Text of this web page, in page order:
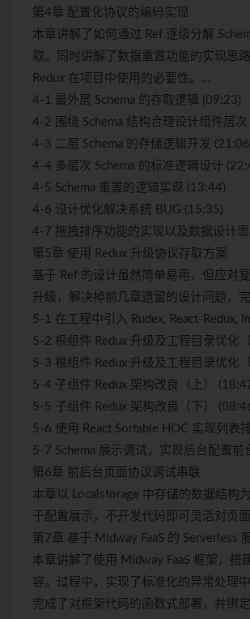
第4章 配置化协议的编码实现
本章讲解了如何通过 Ref 逐级分解
取。同时讲解了数据重置功能的实现思
Redux 在项目中使用的必要性。…
4-1 最外层 Schema 的存取逻辑 (09:23)
4-2 围绕 Schema 结构合理设计组件层
4-3 二层 Schema 的存储逻辑开发
4-4 多层次 Schema 的标准逻辑设计
4-5 Schema 重置的逻辑实现 (13:44)
4-6 设计优化解决系统 BUG (15:35)
4-7 拖拽排序功能的实现以及数据设计
第5章 使用 Redux 升级协议存取方案
基于 Ref 的设计虽然简单易用，但应对
升级，解决掉前几章遗留的设计问题，
5-1 在工程中引入 Rudex, React-Redux,
5-2 根组件 Redux 升级及工程目录优化
5-3 根组件 Redux 升级及工程目录优化
5-4 子组件 Redux 架构改良（上）
5-5 子组件 Redux 架构改良（下）
5-6 使用 React Sortable HOC 实现列表
5-7 Schema 展示调试，实现后台配置前
第6章 前后台页面协议调试串联
本章以 Localstorage 中存储的数据结构
于配置展示，不开发代码即可灵活对页
第7章 基于 Midway FaaS 的 Serverless
本章讲解了使用 Midway FaaS 框架，
容。过程中，实现了标准化的异常处理
完成了对框架代码的函数式部署，并绑